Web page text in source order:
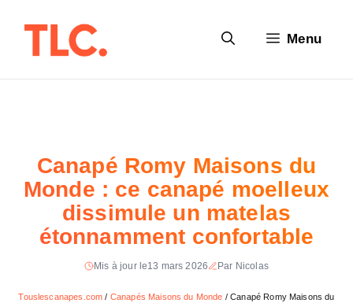
Menu
Canapé Romy Maisons du
Monde : ce canapé moelleux
dissimule un matelas
étonnamment confortable
Mis à jour le13 mars 2026 Par Nicolas
Touslescanapes.com / Canapés Maisons du Monde /Canapé Romy Maisons du